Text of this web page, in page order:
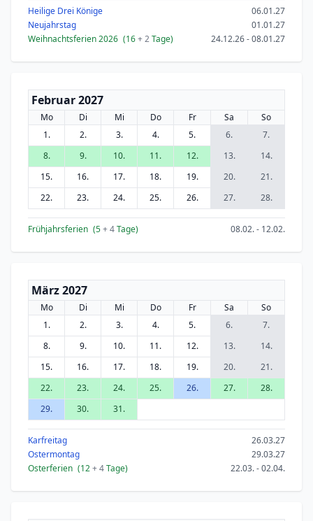
Heilige Drei Könige
06.01.27
Neujahrstag
01.01.27
Weihnachtsferien 2026 (16+ 2Tage) 24.12.26 - 08.01.27
Februar 2027
Mo Di Mi Do Fr Sa
So
1.
2. 3. 4. 5. 6.
7.
8.
9. 10. 11. 12. 13.
14.
15.
16. 17. 18. 19. 20.
21.
22.
23. 24. 25. 26. 27. 28.
Frühjahrsferien (5+ 4Tage) 08.02. - 12.02.
März 2027
Mo Di Mi Do Fr Sa
So
1.
2. 3. 4. 5. 6.
7.
8.
9. 10. 11. 12. 13.
14.
15.
16. 17. 18. 19. 20.
21.
22.
23. 24. 25. 26. 27.
28.
29.
30. 31.
Karfreitag
26.03.27
Ostermontag
29.03.27
Osterferien (12+ 4Tage) 22.03. - 02.04.